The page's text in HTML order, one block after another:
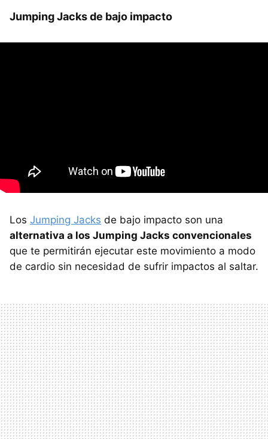
Jumping Jacks de bajo impacto
Los Jumping Jacks de bajo impacto son una
alternativa a los Jumping Jacks convencionales
que te permitirán ejecutar este movimiento a modo
de cardio sin necesidad de sufrir impactos al saltar.